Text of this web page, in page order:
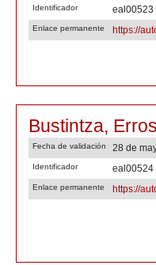
Identificador eal00523
Enlace permanente https://
Bustintza,
Fecha de validación 28 de
Identificador eal00524
Enlace permanente https://